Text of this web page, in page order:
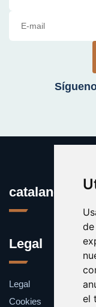
el
catalanes.org
Legal
Legal
Cookies